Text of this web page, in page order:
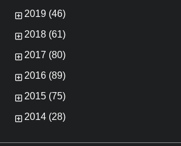
2019 (46)
2018 (61)
2017 (80)
2016 (89)
2015 (75)
2014 (28)